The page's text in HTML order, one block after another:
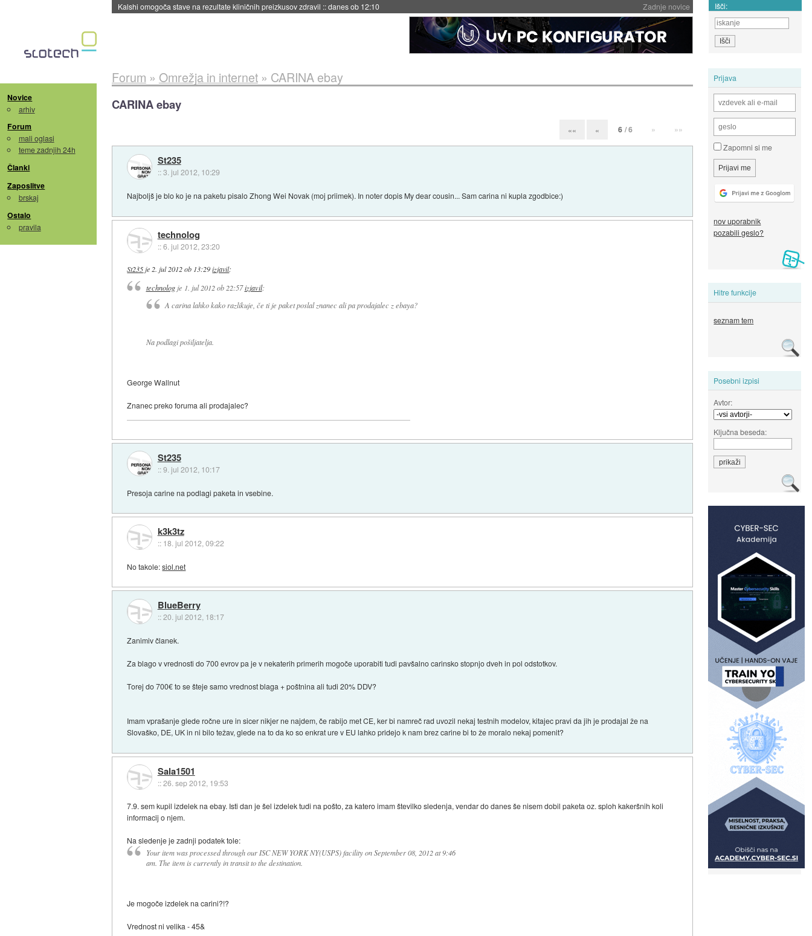
Zadnje novice
Sandisk že prodal več kot polovico SSD-jev za naslednji dve leti::danes ob 11:37 Išči:
Novice
arhiv
Forum
mali oglasi
teme zadnjih 24h
Članki
Zaposlitve
brskaj
Ostalo
pravila
Prijava
Zapomni si me
nov uporabnik
pozabili geslo?
Hitre funkcije
seznam tem
Posebni izpisi
Avtor:
Ključna beseda:
Forum » Omrežja in internet» CARINA ebay
CARINA ebay
«« « 6 / 6 » »»
St235
::3. jul 2012, 10:29
Najboljš je blo ko je na paketu pisalo Zhong Wei Novak (moj priimek). In noter dopis My dear cousin... Sam carina ni kupla zgodbice:)
technolog
::6. jul 2012, 23:20
St235je2. jul 2012 ob 13:29 izjavil:
technologje 1. jul 2012 ob 22:57 izjavil:
A carina lahko kako razlikuje, če ti je paket poslal znanec ali pa prodajalec z ebaya?
Na podlagi pošiljatelja.
George Wallnut
Znanec preko foruma ali prodajalec?
St235
::9. jul 2012, 10:17
Presoja carine na podlagi paketa in vsebine.
k3k3tz
:: 18. jul 2012, 09:22
No takole:siol.net
BlueBerry
::20. jul 2012, 18:17
Zanimiv članek.
Za blago v vrednosti do 700 evrov pa je v nekaterih primerih mogoče uporabiti tudi pavšalno carinsko stopnjo dveh in pol odstotkov.
Torej do 700€ to se šteje samo vrednost blaga + poštnina ali tudi 20% DDV?
Imam vprašanje glede ročne ure in sicer nikjer ne najdem, če rabijo met CE, ker bi namreč rad uvozil nekaj testnih modelov, kitajec pravi da jih je prodajal že na
Slovaško, DE, UK in ni bilo težav, glede na to da ko so enkrat ure v EU lahko pridejo k nam brez carine bi to že moralo nekaj pomenit?
Sala1501
::26. sep 2012, 19:53
7.9. sem kupil izdelek na ebay. Isti dan je šel izdelek tudi na pošto, za katero imam številko sledenja, vendar do danes še nisem dobil paketa oz. sploh kakeršnih koli
informacij o njem.
Na sledenje je zadnji podatek tole:
Your item was processed through our ISC NEW YORK NY(USPS) facility on September 08, 2012 at 9:46
am. The item is currently in transit to the destination.
Je mogoče izdelek na carini?!?
Vrednost ni velika - 45&